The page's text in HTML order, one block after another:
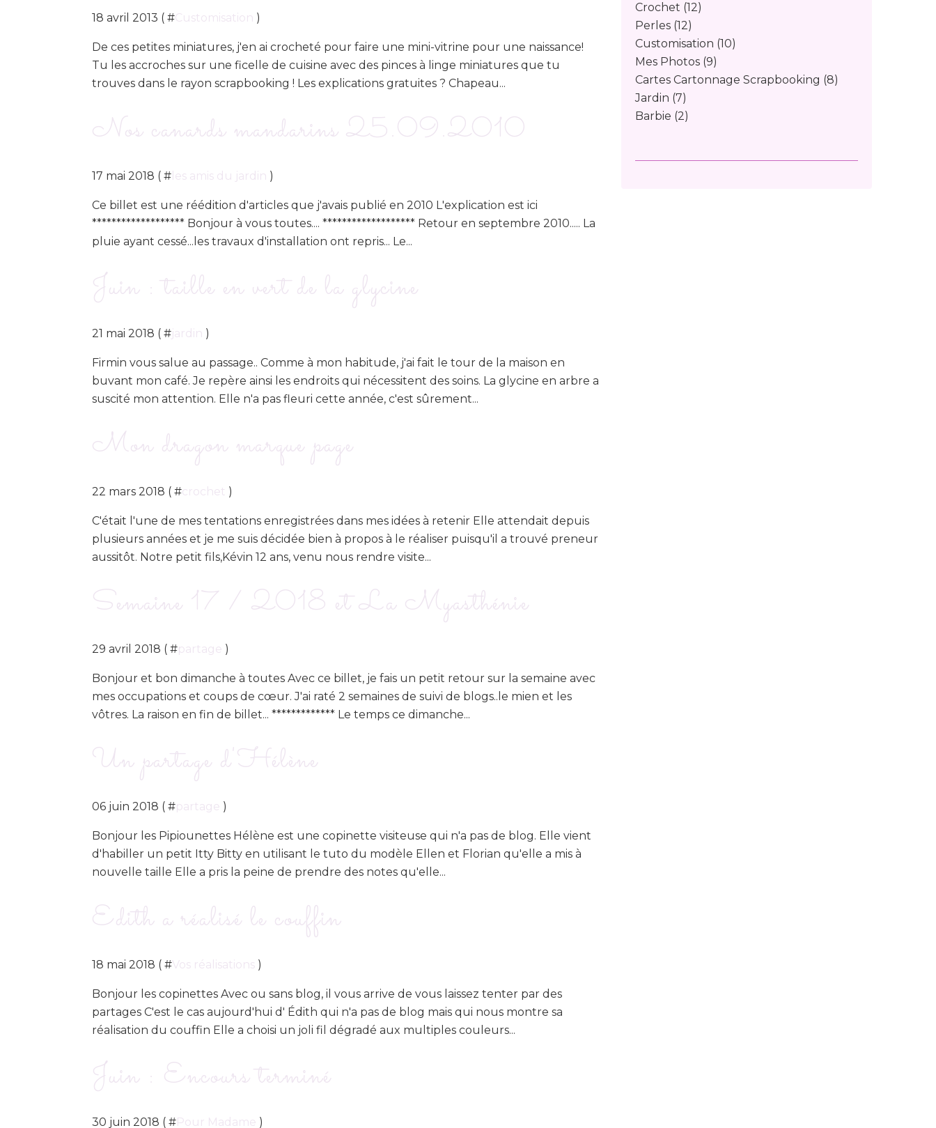
18 avril 2013 ( #Customisation )
De ces petites miniatures, j'en ai crocheté pour faire une mini-vitrine pour une naissance!
Tu les accroches sur une ficelle de cuisine avec des pinces à linge miniatures que tu
trouves dans le rayon scrapbooking ! Les explications gratuites ? Chapeau...
Nos canards mandarins 25.09.2010
17 mai 2018 ( # les amis du jardin )
Ce billet est une réédition d'articles que j'avais publié en 2010 L'explication est ici
******************* Bonjour à vous toutes.... ******************* Retour en septembre 2010..... La
pluie ayant cessé...les travaux d'installation ont repris... Le...
Juin : taille en vert de la glycine
21 mai 2018 ( #jardin )
Firmin vous salue au passage.. Comme à mon habitude, j'ai fait le tour de la maison en
buvant mon café. Je repère ainsi les endroits qui nécessitent des soins. La glycine en arbre a
suscité mon attention. Elle n'a pas fleuri cette année, c'est sûrement...
Mon dragon marque page
22 mars 2018 ( #crochet )
C'était l'une de mes tentations enregistrées dans mes idées à retenir Elle attendait depuis
plusieurs années et je me suis décidée bien à propos à le réaliser puisqu'il a trouvé preneur
aussitôt. Notre petit fils,Kévin 12 ans, venu nous rendre visite...
Semaine 17 / 2018 et La Myasthénie
29 avril 2018 ( #partage )
Bonjour et bon dimanche à toutes Avec ce billet, je fais un petit retour sur la semaine avec
mes occupations et coups de cœur. J'ai raté 2 semaines de suivi de blogs..le mien et les
vôtres. La raison en fin de billet... ************* Le temps ce dimanche...
Un partage d'Hélène
06 juin 2018 ( #partage )
Bonjour les Pipiounettes Hélène est une copinette visiteuse qui n'a pas de blog. Elle vient
d'habiller un petit Itty Bitty en utilisant le tuto du modèle Ellen et Florian qu'elle a mis à
nouvelle taille Elle a pris la peine de prendre des notes qu'elle...
Edith a réalisé le couffin
18 mai 2018 ( #Vos réalisations )
Bonjour les copinettes Avec ou sans blog, il vous arrive de vous laissez tenter par des
partages C'est le cas aujourd'hui d' Édith qui n'a pas de blog mais qui nous montre sa
réalisation du couffin Elle a choisi un joli fil dégradé aux multiples couleurs...
Juin : Encours terminé
30 juin 2018 ( #Pour Madame )
Crochet (12)
Perles (12)
Customisation (10)
Mes Photos (9)
Cartes Cartonnage Scrapbooking (8)
Jardin (7)
Barbie (2)